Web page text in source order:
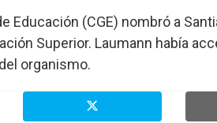
Educación (CGE) nombró a
Superior. Laumann había
organismo.